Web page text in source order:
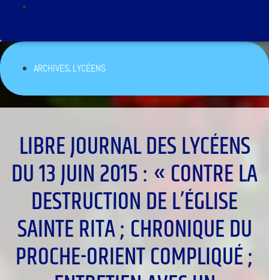
ARCHIVES,LYCÉENS
LIBRE JOURNAL DES LYCÉENS
DU 13 JUIN 2015 : « CONTRE LA
DESTRUCTION DE L’ÉGLISE
SAINTE RITA ; CHRONIQUE DU
PROCHE-ORIENT COMPLIQUÉ ;